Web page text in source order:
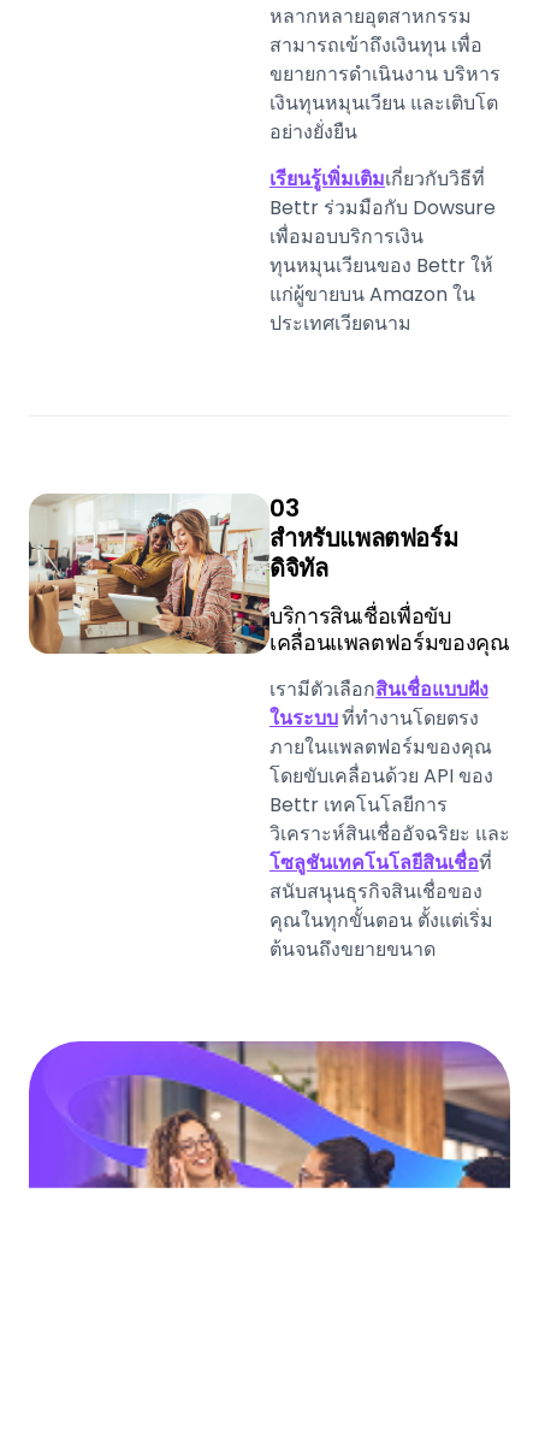
หลากหลายอุตสาหกรรม
สามารถเข้าถึงเงินทุน เพื่อ
ขยายการดำเนินงาน บริหาร
เงินทุนหมุนเวียน และเติบโต
อย่างยั่งยืน
เรียนรู้เพิ่มเติมเกี่ยวกับวิธีที่
Bettr ร่วมมือกับ Dowsure
เพื่อมอบบริการเงิน
ทุนหมุนเวียนของ Bettr ให้
แก่ผู้ขายบน Amazon ใน
ประเทศเวียดนาม
03
สำหรับแพลตฟอร์ม
ดิจิทัล
บริการสินเชื่อเพื่อขับ
เคลื่อนแพลตฟอร์มของคุณ
เรามีตัวเลือกสินเชื่อแบบฝัง
ในระบบที่ทำงานโดยตรง
ภายในแพลตฟอร์มของคุณ
โดยขับเคลื่อนด้วย API ของ
Bettr เทคโนโลยีการ
วิเคราะห์สินเชื่ออัจฉริยะ และ
โซลูชันเทคโนโลยีสินเชื่อที่
สนับสนุนธุรกิจสินเชื่อของ
คุณในทุกขั้นตอน ตั้งแต่เริ่ม
ต้นจนถึงขยายขนาด